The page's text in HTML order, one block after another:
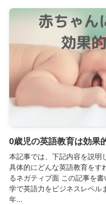
0歳児の英語教育は効果
本記事では、下記内容を説明
具体的にどんな英語教育をす
るネガティブ面 この記事を
学で英語力をビジネスレベル
年...